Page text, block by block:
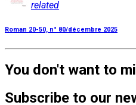
related
Roman 20-50, n° 80/décembre 2025
You don't want to
Subscribe to our